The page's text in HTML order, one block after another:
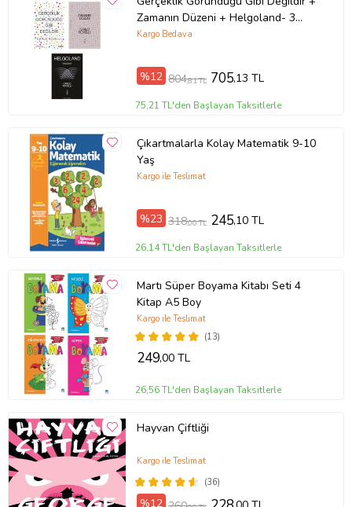
Zamanın Düzeni + Helgoland- 3
Kitap Set - Iş Bankası Özel Set
Kargo Bedava
%12 804,81 TL 705,13 TL
75,21 TL'den Başlayan Taksitlerle
Çıkartmalarla Kolay Matematik 9-10
Yaş
Kargo ile Teslimat
%23 318,00 TL 245,10 TL
26,14 TL'den Başlayan Taksitlerle
Martı Süper Boyama Kitabı Seti 4
Kitap A5 Boy
(13)
Kargo ile Teslimat
249,00 TL
26,56 TL'den Başlayan Taksitlerle
Hayvan Çiftliği
(36)
Kargo ile Teslimat
%12